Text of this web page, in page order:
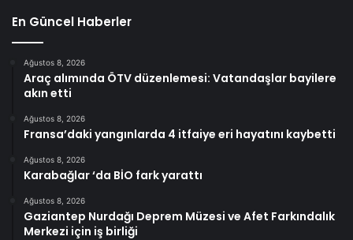
En Güncel Haberler
Ağustos 8, 2026
Araç alımında ÖTV düzenlemesi: Vatandaşlar bayilere
akın etti
Ağustos 8, 2026
Fransa’daki yangınlarda 4 itfaiye eri hayatını kaybetti
Ağustos 8, 2026
Karabağlar ‘da BİO fark yarattı
Ağustos 8, 2026
Gaziantep Nurdağı Deprem Müzesi ve Afet Farkındalık
Merkezi için iş birliği